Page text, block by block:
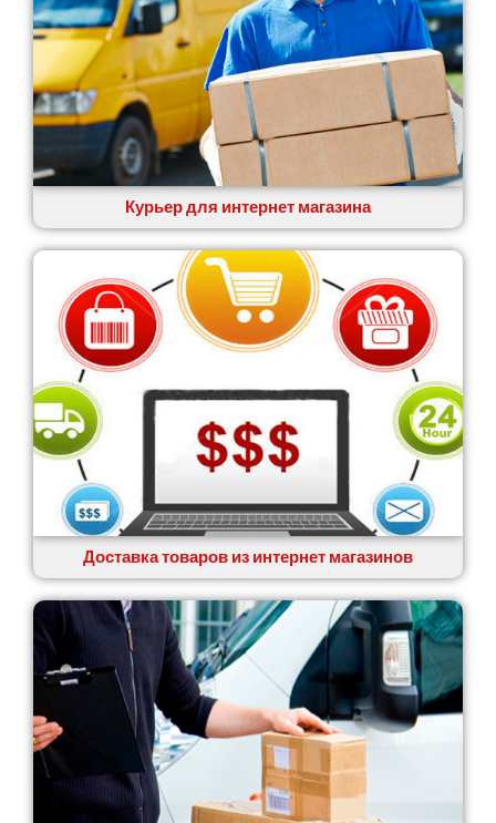
Курьер для интернет магазина
Доставка товаров из интернет магазинов